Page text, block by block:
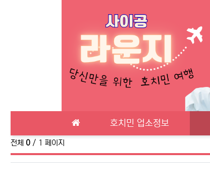
호치민 업소정보
전체 0 / 1 페이지